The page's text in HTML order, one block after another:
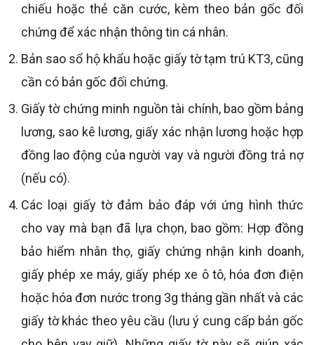
chiếu hoặc thẻ căn cước, kèm theo bản gốc đối
chứng để xác nhận thông tin cá nhân.
Bản sao sổ hộ khẩu hoặc giấy tờ tạm trú KT3, cũng
cần có bản gốc đối chứng.
Giấy tờ chứng minh nguồn tài chính, bao gồm bảng
lương, sao kê lương, giấy xác nhận lương hoặc hợp
đồng lao động của người vay và người đồng trả nợ
(nếu có).
Các loại giấy tờ đảm bảo đáp với ứng hình thức
cho vay mà bạn đã lựa chọn, bao gồm: Hợp đồng
bảo hiểm nhân thọ, giấy chứng nhận kinh doanh,
giấy phép xe máy, giấy phép xe ô tô, hóa đơn điện
hoặc hóa đơn nước trong 3g tháng gần nhất và các
giấy tờ khác theo yêu cầu (lưu ý cung cấp bản gốc